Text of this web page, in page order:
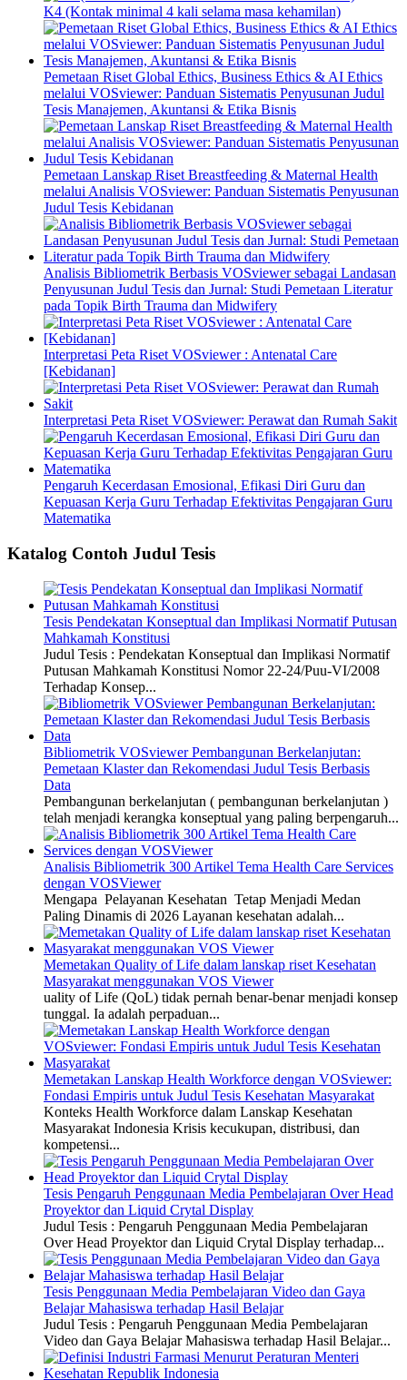
K4 (Kontak minimal 4 kali selama masa kehamilan)
Pemetaan Riset Global Ethics, Business Ethics & AI Ethics
melalui VOSviewer: Panduan Sistematis Penyusunan Judul
Tesis Manajemen, Akuntansi & Etika Bisnis
Pemetaan Lanskap Riset Breastfeeding & Maternal Health
melalui Analisis VOSviewer: Panduan Sistematis Penyusunan
Judul Tesis Kebidanan
Analisis Bibliometrik Berbasis VOSviewer sebagai Landasan
Penyusunan Judul Tesis dan Jurnal: Studi Pemetaan Literatur
pada Topik Birth Trauma dan Midwifery
Interpretasi Peta Riset VOSviewer : Antenatal Care
[Kebidanan]
Interpretasi Peta Riset VOSviewer: Perawat dan Rumah Sakit
Pengaruh Kecerdasan Emosional, Efikasi Diri Guru dan
Kepuasan Kerja Guru Terhadap Efektivitas Pengajaran Guru
Matematika
Katalog Contoh Judul Tesis
Tesis Pendekatan Konseptual dan Implikasi Normatif Putusan
Mahkamah Konstitusi
Judul Tesis : Pendekatan Konseptual dan Implikasi Normatif
Putusan Mahkamah Konstitusi Nomor 22-24/Puu-VI/2008
Terhadap Konsep...
Bibliometrik VOSviewer Pembangunan Berkelanjutan:
Pemetaan Klaster dan Rekomendasi Judul Tesis Berbasis
Data
Pembangunan berkelanjutan ( pembangunan berkelanjutan )
telah menjadi kerangka konseptual yang paling berpengaruh...
Analisis Bibliometrik 300 Artikel Tema Health Care Services
dengan VOSViewer
Mengapa Pelayanan Kesehatan Tetap Menjadi Medan
Paling Dinamis di 2026 Layanan kesehatan adalah...
Memetakan Quality of Life dalam lanskap riset Kesehatan
Masyarakat menggunakan VOS Viewer
uality of Life (QoL) tidak pernah benar-benar menjadi konsep
tunggal. Ia adalah perpaduan...
Memetakan Lanskap Health Workforce dengan VOSviewer:
Fondasi Empiris untuk Judul Tesis Kesehatan Masyarakat
Konteks Health Workforce dalam Lanskap Kesehatan
Masyarakat Indonesia Krisis kecukupan, distribusi, dan
kompetensi...
Tesis Pengaruh Penggunaan Media Pembelajaran Over Head
Proyektor dan Liquid Crytal Display
Judul Tesis : Pengaruh Penggunaan Media Pembelajaran
Over Head Proyektor dan Liquid Crytal Display terhadap...
Tesis Penggunaan Media Pembelajaran Video dan Gaya
Belajar Mahasiswa terhadap Hasil Belajar
Judul Tesis : Pengaruh Penggunaan Media Pembelajaran
Video dan Gaya Belajar Mahasiswa terhadap Hasil Belajar...